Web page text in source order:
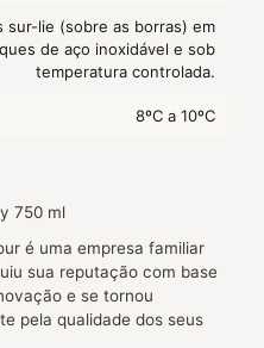
sur-lie (sobre as borras) em
de aço inoxidável e sob
temperatura controlada.
8ºC a 10ºC
750 ml
é uma empresa familiar
sua reputação com base
e se tornou
pela qualidade dos seus